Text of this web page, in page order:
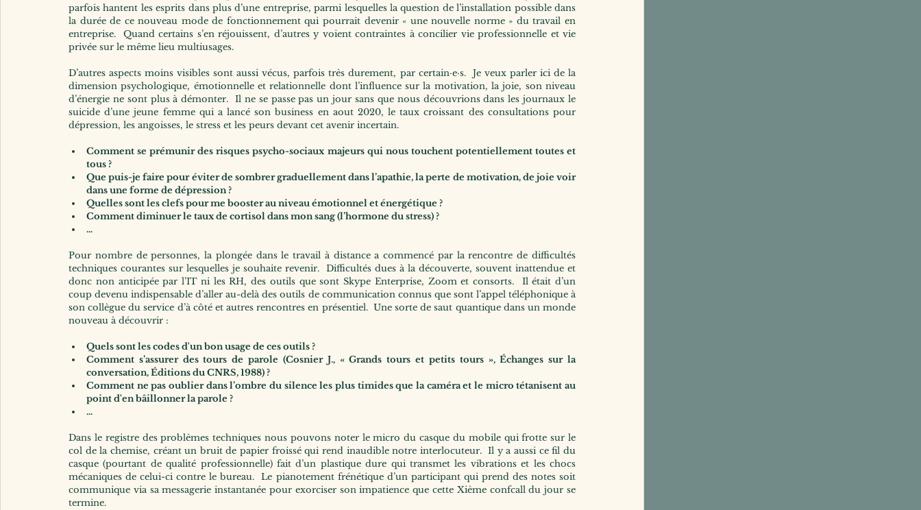
parfois hantent les esprits dans plus d’une entreprise, parmi lesquelles la question de l’installation possible dans
la durée de ce nouveau mode de fonctionnement qui pourrait devenir « une nouvelle norme » du travail en
entreprise.  Quand certains s’en réjouissent, d’autres y voient contraintes à concilier vie professionnelle et vie
privée sur le même lieu multiusages.
D’autres aspects moins visibles sont aussi vécus, parfois très durement, par certain·e·s.  Je veux parler ici de la
dimension psychologique, émotionnelle et relationnelle dont l’influence sur la motivation, la joie, son niveau
d’énergie ne sont plus à démonter.  Il ne se passe pas un jour sans que nous découvrions dans les journaux le
suicide d’une jeune femme qui a lancé son business en aout 2020, le taux croissant des consultations pour
dépression, les angoisses, le stress et les peurs devant cet avenir incertain.
Comment se prémunir des risques psycho-sociaux majeurs qui nous touchent potentiellement toutes et
tous ?
Que puis-je faire pour éviter de sombrer graduellement dans l’apathie, la perte de motivation, de joie voir
dans une forme de dépression ?
Quelles sont les clefs pour me booster au niveau émotionnel et énergétique ?
Comment diminuer le taux de cortisol dans mon sang (l’hormone du stress) ?
...
Pour nombre de personnes, la plongée dans le travail à distance a commencé par la rencontre de difficultés
techniques courantes sur lesquelles je souhaite revenir.  Difficultés dues à la découverte, souvent inattendue et
donc non anticipée par l’IT ni les RH, des outils que sont Skype Enterprise, Zoom et consorts.  Il était d’un
coup devenu indispensable d’aller au-delà des outils de communication connus que sont l’appel téléphonique à
son collègue du service d’à côté et autres rencontres en présentiel.  Une sorte de saut quantique dans un monde
nouveau à découvrir :
Quels sont les codes d'un bon usage de ces outils ?
Comment s’assurer des tours de parole (Cosnier J., « Grands tours et petits tours », Échanges sur la
conversation, Éditions du CNRS, 1988) ?
Comment ne pas oublier dans l’ombre du silence les plus timides que la caméra et le micro tétanisent au
point d'en bâillonner la parole ?
...
Dans le registre des problèmes techniques nous pouvons noter le micro du casque du mobile qui frotte sur le
col de la chemise, créant un bruit de papier froissé qui rend inaudible notre interlocuteur.  Il y a aussi ce fil du
casque (pourtant de qualité professionnelle) fait d’un plastique dure qui transmet les vibrations et les chocs
mécaniques de celui-ci contre le bureau.  Le pianotement frénétique d’un participant qui prend des notes soit
communique via sa messagerie instantanée pour exorciser son impatience que cette Xième confcall du jour se
termine.